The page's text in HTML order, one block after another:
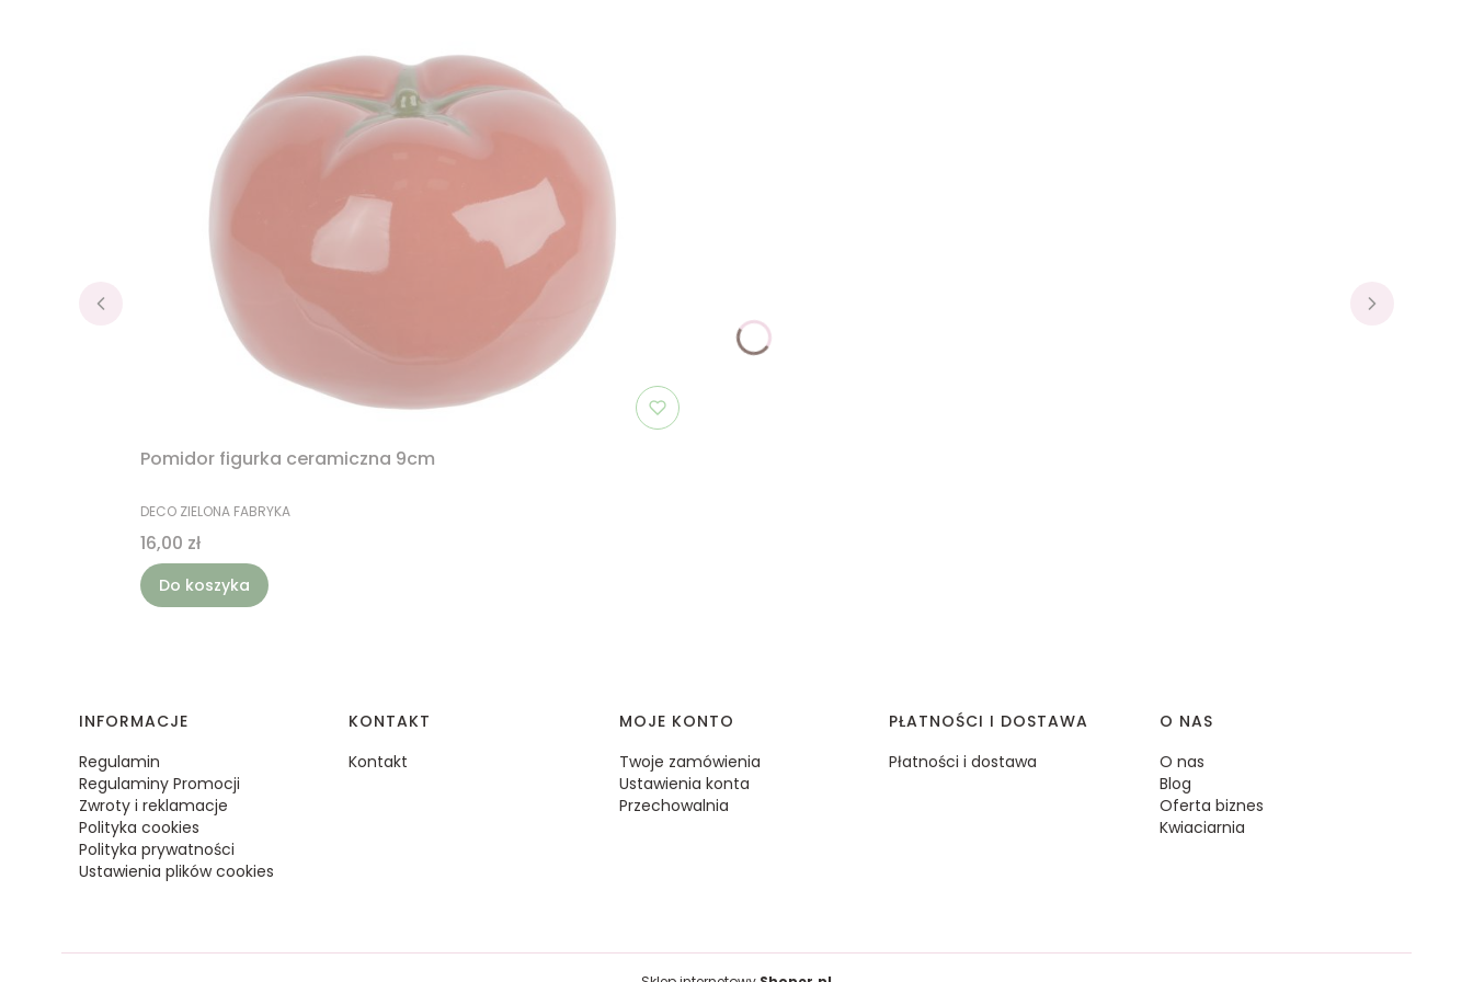
Pomidor figurka ceramiczna 9cm
PRODUCENT
DECO ZIELONA FABRYKA
Cena
16,00 zł
Do koszyka
Linki w stopce
INFORMACJE
Regulamin
Regulaminy Promocji
Zwroty i reklamacje
Polityka cookies
Polityka prywatności
Ustawienia plików cookies
KONTAKT
Kontakt
MOJE KONTO
Twoje zamówienia
Ustawienia konta
Przechowalnia
PŁATNOŚCI I DOSTAWA
Płatności i dostawa
O NAS
O nas
Blog
Oferta biznes
Kwiaciarnia